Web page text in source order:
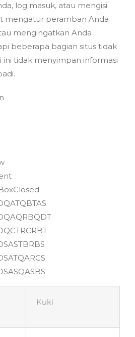
log masuk, atau mengisi
mengatur peramban Anda
mengingatkan Anda
beberapa bagian situs tidak
ini tidak menyimpan informasi
Kuki